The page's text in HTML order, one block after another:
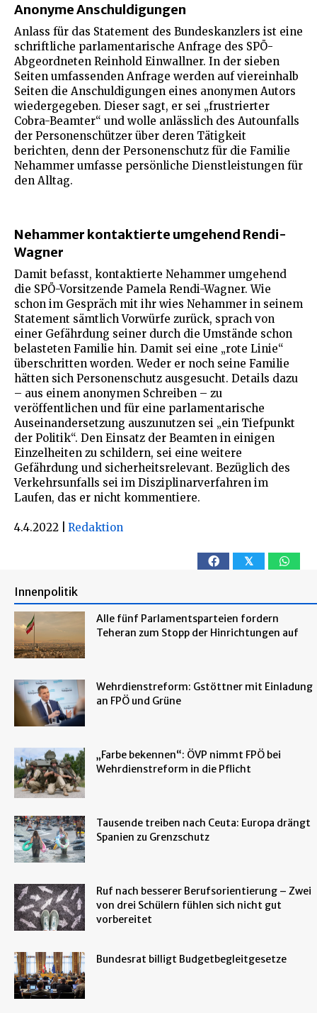
Anonyme Anschuldigungen
Anlass für das Statement des Bundeskanzlers ist eine
schriftliche parlamentarische Anfrage des SPÖ-
Abgeordneten Reinhold Einwallner. In der sieben
Seiten umfassenden Anfrage werden auf viereinhalb
Seiten die Anschuldigungen eines anonymen Autors
wiedergegeben. Dieser sagt, er sei „frustrierter
Cobra-Beamter“ und wolle anlässlich des Autounfalls
der Personenschützer über deren Tätigkeit
berichten, denn der Personenschutz für die Familie
Nehammer umfasse persönliche Dienstleistungen für
den Alltag.
Nehammer kontaktierte umgehend Rendi-
Wagner
Damit befasst, kontaktierte Nehammer umgehend
die SPÖ-Vorsitzende Pamela Rendi-Wagner. Wie
schon im Gespräch mit ihr wies Nehammer in seinem
Statement sämtlich Vorwürfe zurück, sprach von
einer Gefährdung seiner durch die Umstände schon
belasteten Familie hin. Damit sei eine „rote Linie“
überschritten worden. Weder er noch seine Familie
hätten sich Personenschutz ausgesucht. Details dazu
– aus einem anonymen Schreiben – zu
veröffentlichen und für eine parlamentarische
Auseinandersetzung auszunutzen sei „ein Tiefpunkt
der Politik“. Den Einsatz der Beamten in einigen
Einzelheiten zu schildern, sei eine weitere
Gefährdung und sicherheitsrelevant. Bezüglich des
Verkehrsunfalls sei im Disziplinarverfahren im
Laufen, das er nicht kommentiere.
4.4.2022 Redaktion
𝕏
Innenpolitik
Alle fünf Parlamentsparteien fordern
Teheran zum Stopp der Hinrichtungen auf
Wehrdienstreform: Gstöttner mit Einladung
an FPÖ und Grüne
„Farbe bekennen“: ÖVP nimmt FPÖ bei
Wehrdienstreform in die Pflicht
Tausende treiben nach Ceuta: Europa drängt
Spanien zu Grenzschutz
Ruf nach besserer Berufsorientierung – Zwei
von drei Schülern fühlen sich nicht gut
vorbereitet
Bundesrat billigt Budgetbegleitgesetze